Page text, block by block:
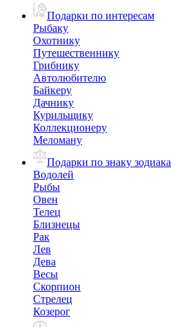
Подарки по интересам
Рыбаку
Охотнику
Путешественнику
Грибнику
Автолюбителю
Байкеру
Дачнику
Курильщику
Коллекционеру
Меломану
Подарки по знаку зодиака
Водолей
Рыбы
Овен
Телец
Близнецы
Рак
Лев
Дева
Весы
Скорпион
Стрелец
Козерог